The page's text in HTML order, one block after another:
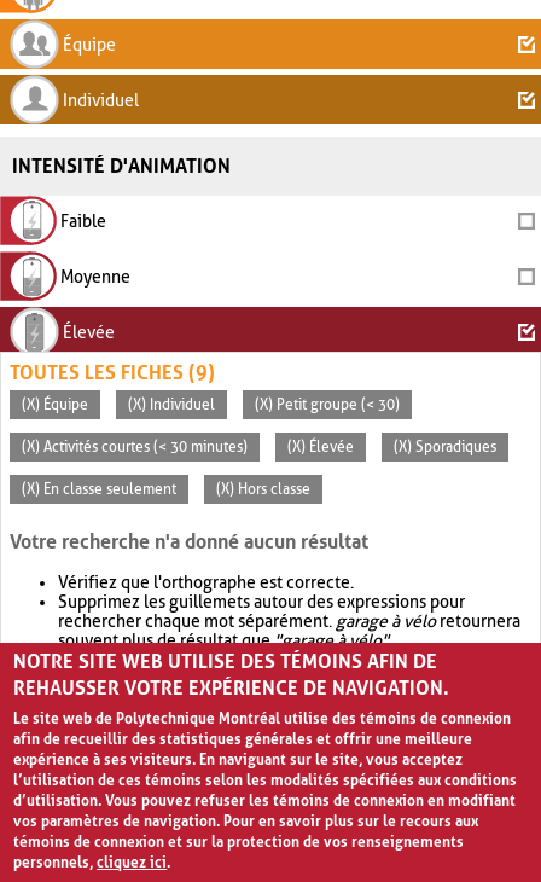
Équipe
Individuel
INTENSITÉ D'ANIMATION
Faible
Moyenne
Élevée
TOUTES LES FICHES (9)
(X) Équipe (X) Individuel (X) Petit groupe (< 30)
(X) Activités courtes (< 30 minutes) (X) Élevée (X) Sporadiques
(X) En classe seulement (X) Hors classe
Votre recherche n'a donné aucun résultat
Vérifiez que l'orthographe est correcte.
Supprimez les guillemets autour des expressions pour
rechercher chaque mot séparément. garage à véloretournera
souvent plus de résultat que"garage à vélo".
Envisagez d'élargir votre recherche avec OR.garage OR vélo
retournera souvent plus de résultat quegarage à vélo
NOTRE SITE WEB UTILISE DES TÉMOINS AFIN DE
REHAUSSER VOTRE EXPÉRIENCE DE NAVIGATION.
Le site web de Polytechnique Montréal utilise des témoins de connexion
afin de recueillir des statistiques générales et offrir une meilleure
expérience à ses visiteurs. En naviguant sur le site, vous acceptez
l’utilisation de ces témoins selon les modalités spécifiées aux conditions
d’utilisation. Vous pouvez refuser les témoins de connexion en modifiant
vos paramètres de navigation. Pour en savoir plus sur le recours aux
témoins de connexion et sur la protection de vos renseignements
personnels,cliquez ici.